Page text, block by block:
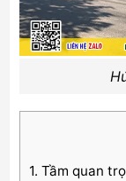
1. Tầm quan